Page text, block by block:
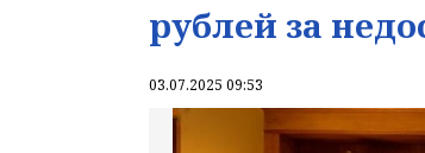
рублей за
03.07.2025 09:53